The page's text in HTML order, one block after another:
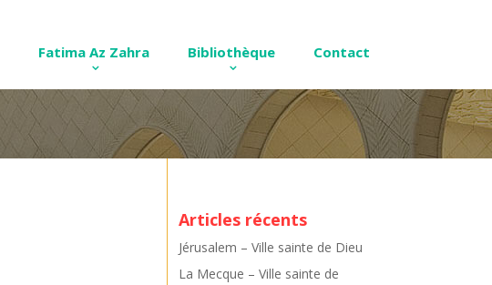
Fatima Az Zahra Bibliothèque Contact
Articles récents
Jérusalem – Ville sainte de Dieu
La Mecque – Ville sainte de